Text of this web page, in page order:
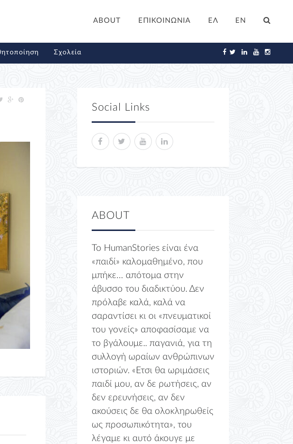
ABOUT ΕΠΙΚΟΙΝΩΝΙΑ ΕΛ EN
Σχολεία
Social Links
ABOUT
Το HumanStories είναι ένα
«παιδί» καλομαθημένο, που
μπήκε… απότομα στην
άβυσσο του διαδικτύου. Δεν
πρόλαβε καλά, καλά να
σαραντίσει κι οι «πνευματικοί
του γονείς» αποφασίσαμε να
το βγάλουμε.. παγανιά, για τη
συλλογή ωραίων ανθρώπινων
ιστοριών. «Ετσι θα ωριμάσεις
παιδί μου, αν δε ρωτήσεις, αν
δεν ερευνήσεις, αν δεν
ακούσεις δε θα ολοκληρωθείς
ως προσωπικότητα», του
λέγαμε κι αυτό άκουγε με